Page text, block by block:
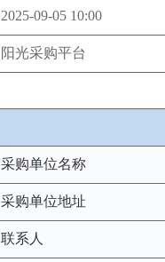
2025-09-05 10:00
阳光采购平台
采购单位名称
采购单位地址
联系人